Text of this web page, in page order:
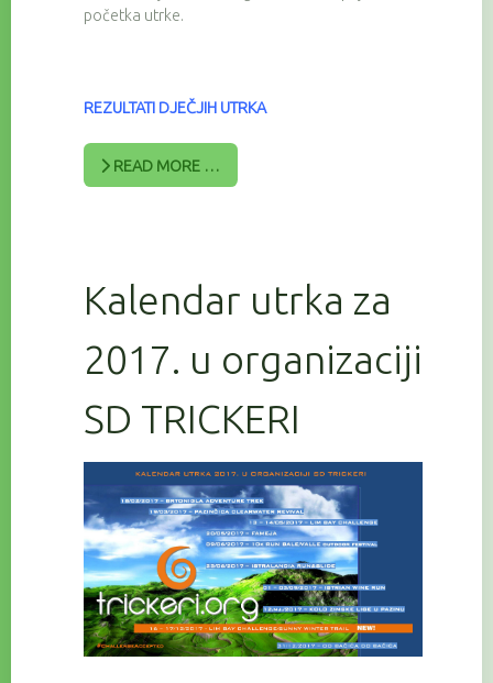
početka utrke.
REZULTATI DJEČJIH UTRKA
READ MORE …
Kalendar utrka za
2017. u organizaciji
SD TRICKERI